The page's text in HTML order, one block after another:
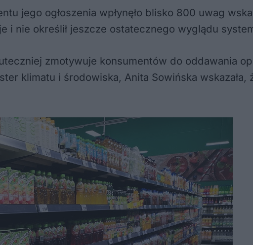
jego ogłoszenia wpłynęło blisko 800 uwag
i nie określił jeszcze ostatecznego wyglądu
zmotywuje konsumentów do oddawania
klimatu i środowiska, Anita Sowińska wskazała,